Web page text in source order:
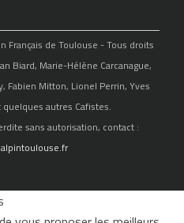
Français de Toulouse - Tous droits
Biard, Marie-Hélène Carcanague,
Fabien Mitton, Lionel Perrin, Yves
autres Cafistes.
sans autorisation, contact :